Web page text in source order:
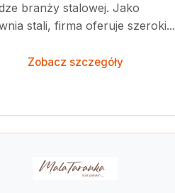
branży stalowej. Jako
stali, firma oferuje szeroki...
Zobacz szczegóły